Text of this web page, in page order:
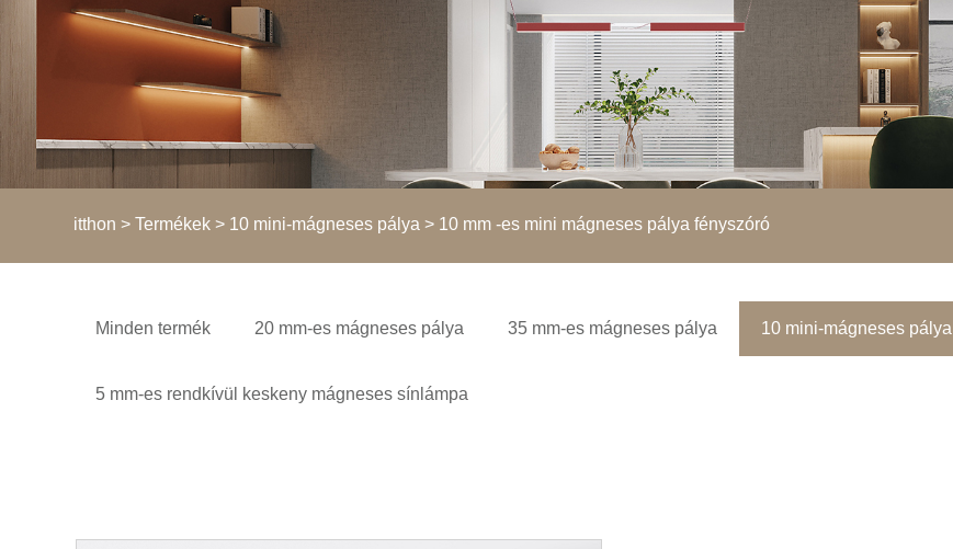
itthon > Termékek > 10 mini-mágneses pálya > 10 mm -es mini mágneses pálya fényszóró
Minden termék 20 mm-es mágneses pálya 35 mm-es mágneses pálya 10 mini-mágneses pálya
5 mm-es rendkívül keskeny mágneses sínlámpa